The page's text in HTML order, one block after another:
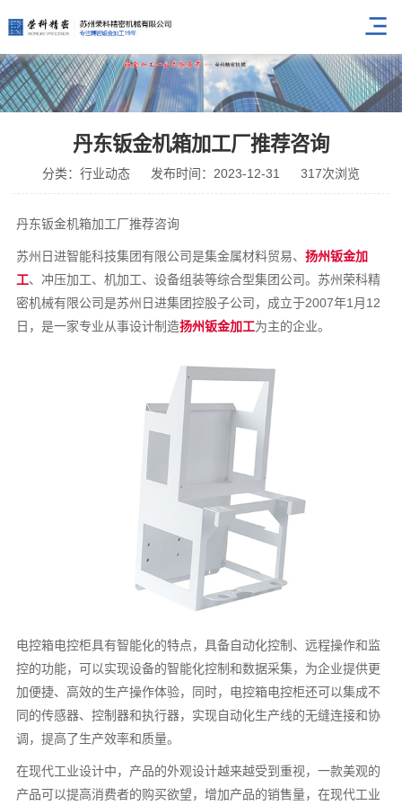
丹东钣金机箱加工厂推荐咨询
分类：行业动态 发布时间：2023-12-31 317次浏览
丹东钣金机箱加工厂推荐咨询
苏州日进智能科技集团有限公司是集金属材料贸易、扬州钣金加
工、冲压加工、机加工、设备组装等综合型集团公司。苏州荣科精
密机械有限公司是苏州日进集团控股子公司，成立于2007年1月12
日，是一家专业从事设计制造扬州钣金加工为主的企业。
电控箱电控柜具有智能化的特点，具备自动化控制、远程操作和监
控的功能，可以实现设备的智能化控制和数据采集，为企业提供更
加便捷、高效的生产操作体验，同时，电控箱电控柜还可以集成不
同的传感器、控制器和执行器，实现自动化生产线的无缝连接和协
调，提高了生产效率和质量。
在现代工业设计中，产品的外观设计越来越受到重视，一款美观的
产品可以提高消费者的购买欲望，增加产品的销售量，在现代工业